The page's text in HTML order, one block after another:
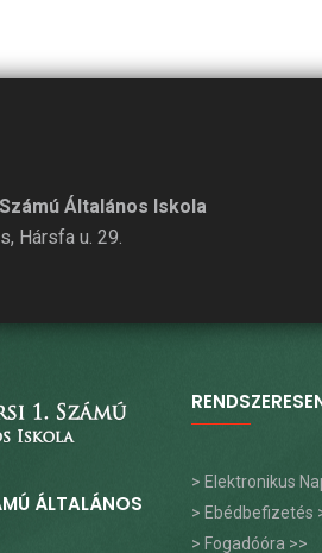
Általános Iskola
Hársfa u. 29.
ÁLTALÁNOS
> Elektronikus
> Ebédbefizetés
> Fogadóóra >>